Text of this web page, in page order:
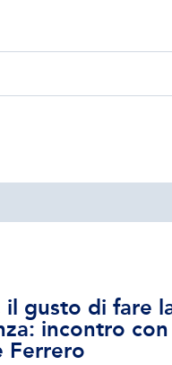
il gusto di fare
incontro con
Ferrero